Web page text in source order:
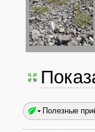
Полезные